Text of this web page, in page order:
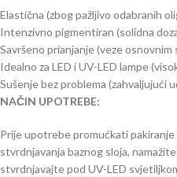
Elastična (zbog pažljivo odabranih
Intenzivno pigmentiran (solidna
Savršeno prianjanje (veze
Idealno za LED i UV-LED lampe
Sušenje bez problema (zahvaljujući
NAČIN UPOTREBE:
Prije upotrebe promućkati
stvrdnjavanja baznog sloja,
stvrdnjavajte pod UV-LED